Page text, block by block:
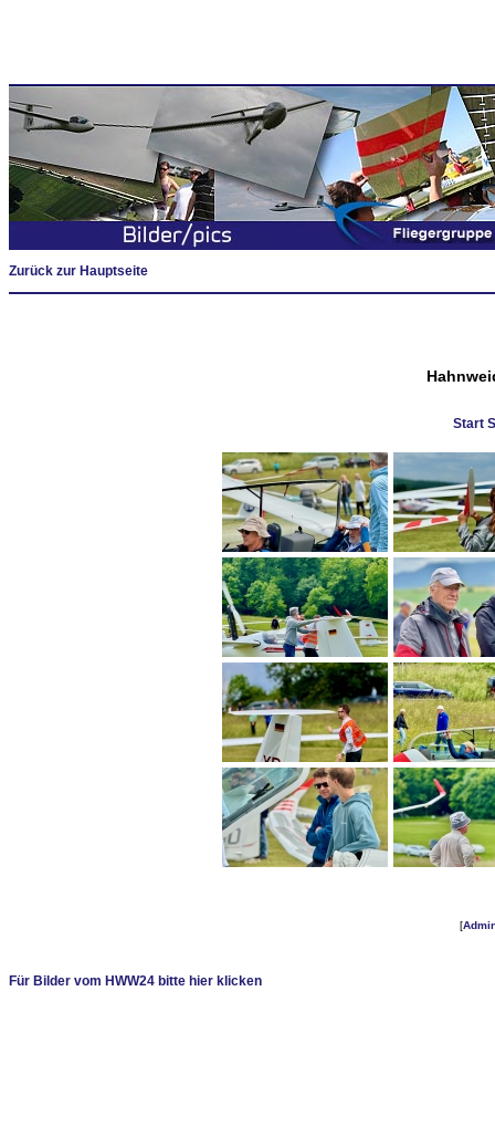
Zurück zur Hauptseite
Start
[
Für Bilder vom HWW24 bitte hier klicken